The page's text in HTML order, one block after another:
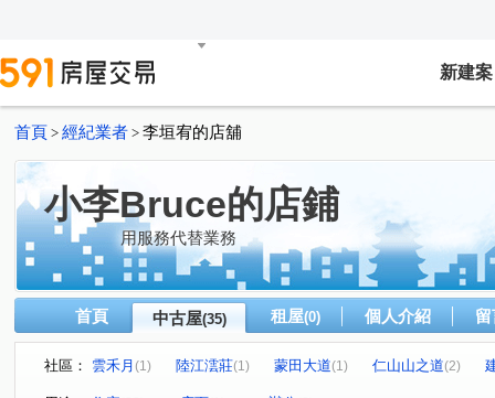
新建案
首頁 > 經紀業者 > 李垣宥的店舖
小李Bruce的店鋪
用服務代替業務
首頁 中古屋(35) 租屋(0) 個人介紹
社區： 雲禾月 (1) 陸江澐莊(1) 蒙田大道(1) 仁山山之道(2)
長虹 PARK608 (1) 仁山協和 (1)